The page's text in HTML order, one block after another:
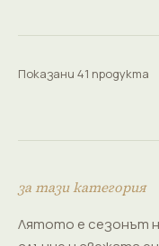
Показани 41 продукта
за тази категория
Лятото е сезонът